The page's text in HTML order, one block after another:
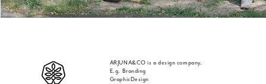
ARJUNA&CO is a design company.
E.g. Branding
GraphicDesign